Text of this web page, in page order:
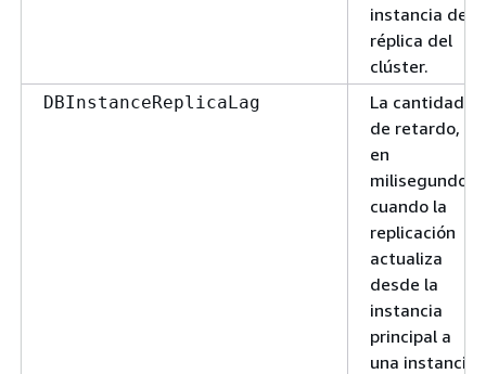
instancia de
réplica del
clúster.
DBInstanceReplicaLag
La cantidad
de retardo,
en
milisegundos,
cuando la
replicación
actualiza
desde la
instancia
principal a
una instancia